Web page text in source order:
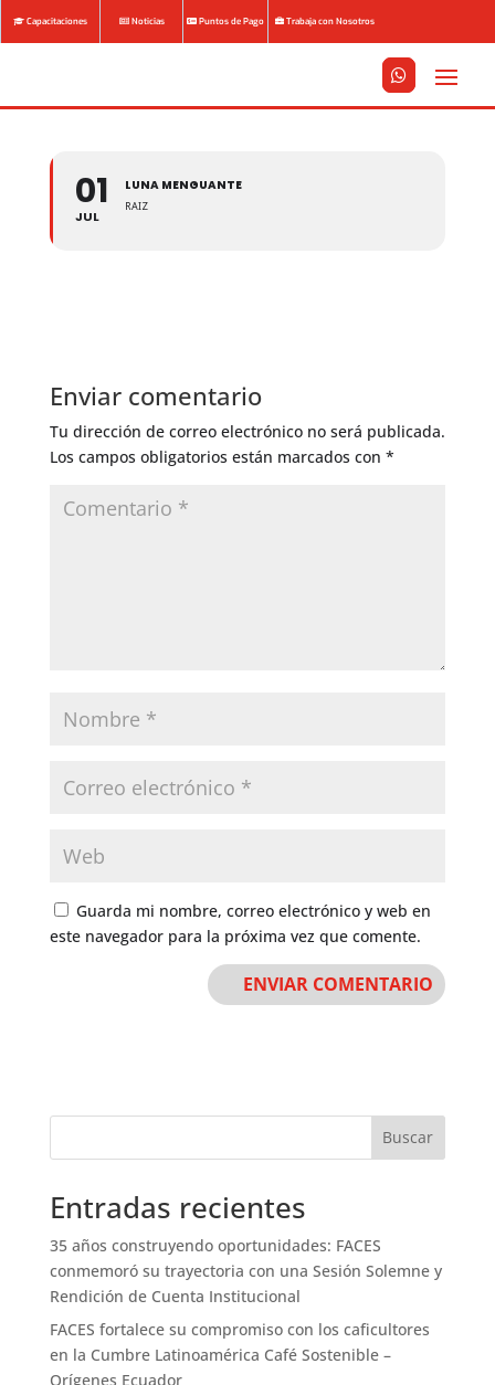
Capacitaciones Noticias Puntos de Pago Trabaja con Nosotros



01
JUL
LUNA MENGUANTE
RAIZ
Enviar comentario
Tu dirección de correo electrónico no será publicada.
Los campos obligatorios están marcados con *
Guarda mi nombre, correo electrónico y web en
este navegador para la próxima vez que comente.
Buscar
Entradas recientes
35 años construyendo oportunidades: FACES
conmemoró su trayectoria con una Sesión Solemne y
Rendición de Cuenta Institucional
FACES fortalece su compromiso con los caficultores
en la Cumbre Latinoamérica Café Sostenible –
Orígenes Ecuador